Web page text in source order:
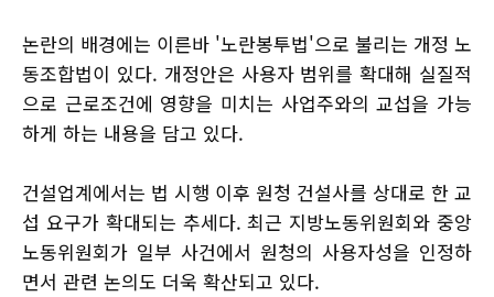
논란의 배경에는 이른바 '노란봉투법'으로 불리는 개정 노
동조합법이 있다. 개정안은 사용자 범위를 확대해 실질적
으로 근로조건에 영향을 미치는 사업주와의 교섭을 가능
하게 하는 내용을 담고 있다.
건설업계에서는 법 시행 이후 원청 건설사를 상대로 한 교
섭 요구가 확대되는 추세다. 최근 지방노동위원회와 중앙
노동위원회가 일부 사건에서 원청의 사용자성을 인정하
면서 관련 논의도 더욱 확산되고 있다.